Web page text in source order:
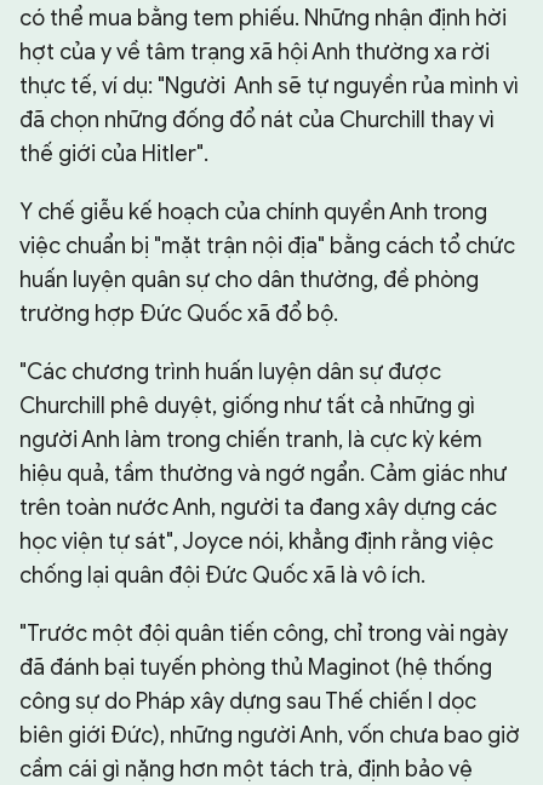
có thể mua bằng tem phiếu. Những nhận định hời
hợt của y về tâm trạng xã hội Anh thường xa rời
thực tế, ví dụ: "Người Anh sẽ tự nguyền rủa mình vì
đã chọn những đống đổ nát của Churchill thay vì
thế giới của Hitler".
Y chế giễu kế hoạch của chính quyền Anh trong
việc chuẩn bị "mặt trận nội địa" bằng cách tổ chức
huấn luyện quân sự cho dân thường, đề phòng
trường hợp Đức Quốc xã đổ bộ.
"Các chương trình huấn luyện dân sự được
Churchill phê duyệt, giống như tất cả những gì
người Anh làm trong chiến tranh, là cực kỳ kém
hiệu quả, tầm thường và ngớ ngẩn. Cảm giác như
trên toàn nước Anh, người ta đang xây dựng các
học viện tự sát", Joyce nói, khẳng định rằng việc
chống lại quân đội Đức Quốc xã là vô ích.
"Trước một đội quân tiến công, chỉ trong vài ngày
đã đánh bại tuyến phòng thủ Maginot (hệ thống
công sự do Pháp xây dựng sau Thế chiến I dọc
biên giới Đức), những người Anh, vốn chưa bao giờ
cầm cái gì nặng hơn một tách trà, định bảo vệ